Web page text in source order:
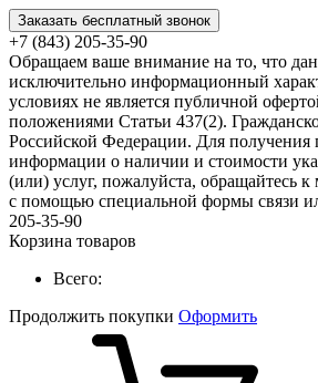
Заказать бесплатный звонок
+7 (843) 205-35-90
Обращаем ваше внимание на то, что
исключительно информационный
условиях не является публичной
положениями Статьи 437(2).
Российской Федерации. Для получения
информации о наличии и стоимости
(или) услуг, пожалуйста, обращайтесь
с помощью специальной формы связи
205-35-90
Корзина товаров
Всего:
Продолжить покупки Оформить